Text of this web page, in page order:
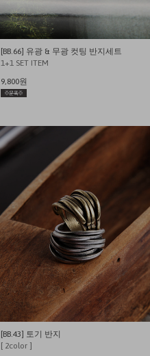
[BB.66] 유광 & 무광 컷팅 반지세트
1+1 SET ITEM
9,800원
[BB.43] 토기 반지
[ 2color ]